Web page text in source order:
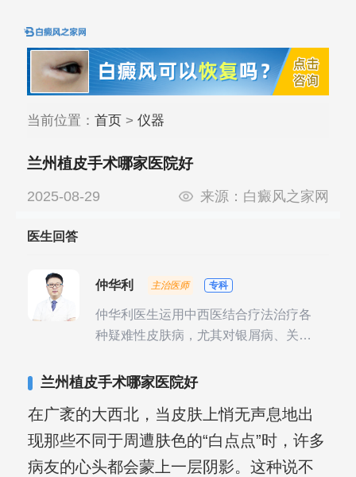
当前位置： 首页> 仪器
兰州植皮手术哪家医院好
2025-08-29 来源： 白癜风之家网
医生回答
仲华利 主治医师 专科
仲华利医生运用中西医结合疗法治疗各
种疑难性皮肤病，尤其对银屑病、关节
兰州植皮手术哪家医院好
在广袤的大西北，当皮肤上悄无声息地出
现那些不同于周遭肤色的“白点点”时，许多
病友的心头都会蒙上一层阴影。这种说不